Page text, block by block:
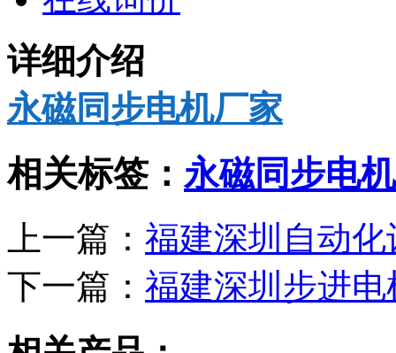
详细介绍
永磁同步电机厂家
相关标签： 永磁同步电
上一篇： 福建深圳自动
下一篇： 福建深圳步进电